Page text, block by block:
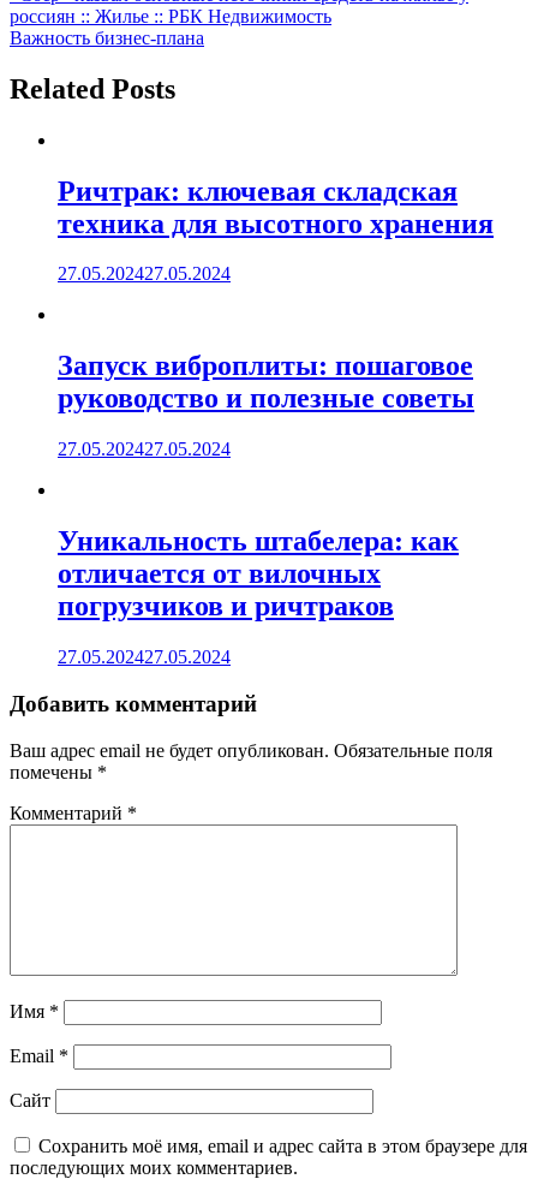
по
россиян :: Жилье :: РБК Недвижимость
Важность бизнес-плана
Related Posts
Ричтрак: ключевая складская
техника для высотного хранения
27.05.202427.05.2024
Запуск виброплиты: пошаговое
руководство и полезные советы
27.05.202427.05.2024
Уникальность штабелера: как
отличается от вилочных
погрузчиков и ричтраков
27.05.202427.05.2024
Добавить комментарий
Ваш адрес email не будет опубликован. Обязательные поля
помечены *
Комментарий *
Имя *
Email *
Сайт
Сохранить моё имя, email и адрес сайта в этом браузере для
последующих моих комментариев.